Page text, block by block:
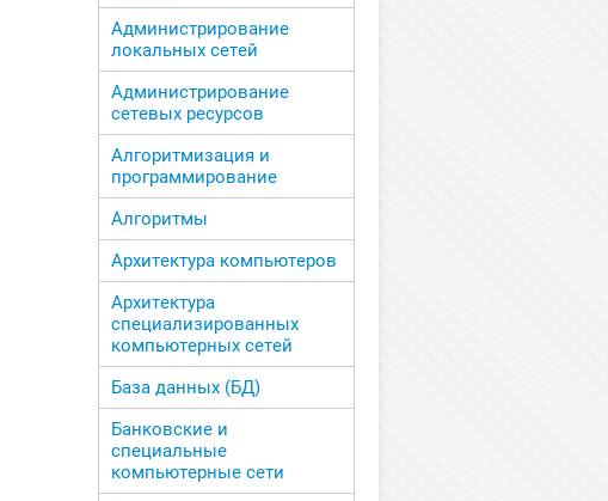
Администрирование
локальных сетей
Администрирование
сетевых ресурсов
Алгоритмизация и
программирование
Алгоритмы
Архитектура компьютеров
Архитектура
специализированных
компьютерных сетей
База данных (БД)
Банковские и
специальные
компьютерные сети